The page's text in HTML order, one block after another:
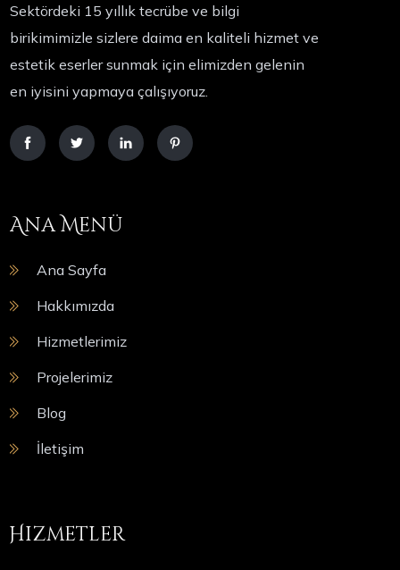
Sektördeki 15 yıllık tecrübe ve bilgi
birikimimizle sizlere daima en kaliteli hizmet ve
estetik eserler sunmak için elimizden gelenin
en iyisini yapmaya çalışıyoruz.
Ana Menü
Ana Sayfa
Hakkımızda
Hizmetlerimiz
Projelerimiz
Blog
İletişim
Hizmetler